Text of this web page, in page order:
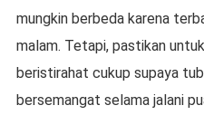
mungkin berbeda karena
malam. Tetapi, pastikan
beristirahat cukup supaya
bersemangat selama jalani